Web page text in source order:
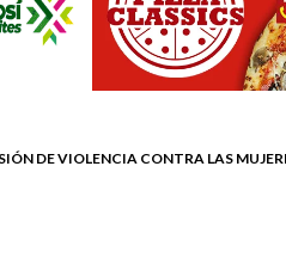
DE VIOLENCIA CONTRA LAS